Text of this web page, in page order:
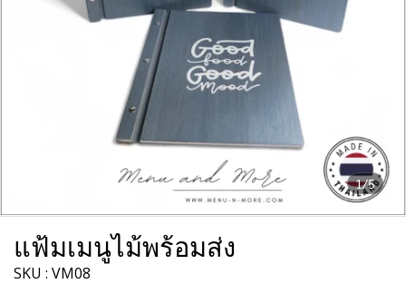
1/5
แฟ้มเมนูไม้พร้อมส่ง
SKU : VM08